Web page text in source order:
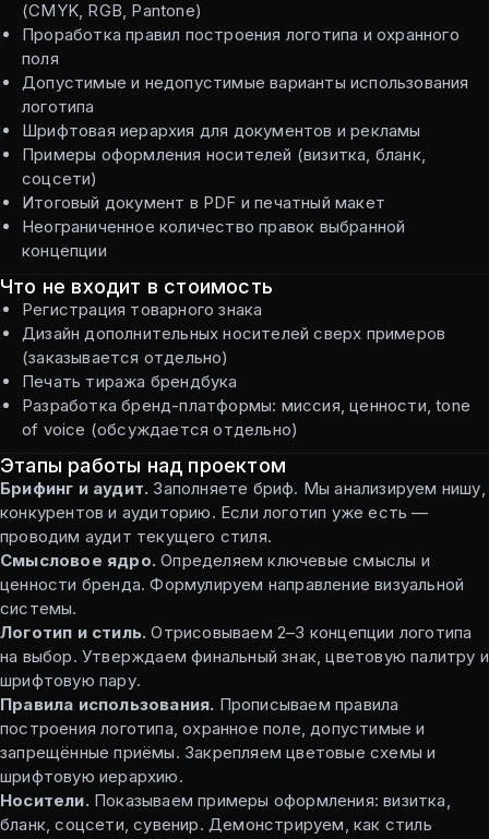
(CMYK, RGB, Pantone)
Проработка правил построения логотипа и охранного
поля
Допустимые и недопустимые варианты использования
логотипа
Шрифтовая иерархия для документов и рекламы
Примеры оформления носителей (визитка, бланк,
соцсети)
Итоговый документ в PDF и печатный макет
Неограниченное количество правок выбранной
концепции
Что не входит в стоимость
Регистрация товарного знака
Дизайн дополнительных носителей сверх примеров
(заказывается отдельно)
Печать тиража брендбука
Разработка бренд-платформы: миссия, ценности, tone
of voice (обсуждается отдельно)
Этапы работы над проектом
Брифинг и аудит. Заполняете бриф. Мы анализируем нишу,
конкурентов и аудиторию. Если логотип уже есть —
проводим аудит текущего стиля.
Смысловое ядро. Определяем ключевые смыслы и
ценности бренда. Формулируем направление визуальной
системы.
Логотип и стиль. Отрисовываем 2–3 концепции логотипа
на выбор. Утверждаем финальный знак, цветовую палитру и
шрифтовую пару.
Правила использования. Прописываем правила
построения логотипа, охранное поле, допустимые и
запрещённые приёмы. Закрепляем цветовые схемы и
шрифтовую иерархию.
Носители. Показываем примеры оформления: визитка,
бланк, соцсети, сувенир. Демонстрируем, как стиль